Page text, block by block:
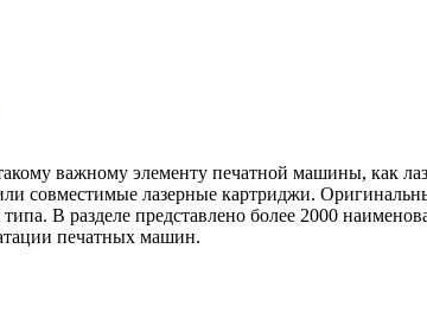
важному элементу печатной машины, как
совместимые лазерные картриджи.
В разделе представлено более 2000
печатных машин.